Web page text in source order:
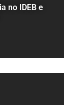
no IDEB e